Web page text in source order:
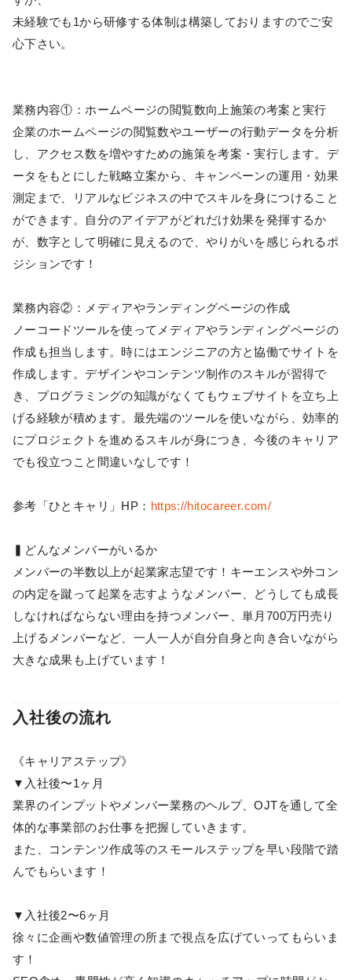
未経験でも1から研修する体制は構築しておりますのでご安
心下さい。
業務内容①：ホームページの閲覧数向上施策の考案と実行
企業のホームページの閲覧数やユーザーの行動データを分析
し、アクセス数を増やすための施策を考案・実行します。デ
ータをもとにした戦略立案から、キャンペーンの運用・効果
測定まで、リアルなビジネスの中でスキルを身につけること
ができます。自分のアイデアがどれだけ効果を発揮するか
が、数字として明確に見えるので、やりがいを感じられるポ
ジションです！
業務内容②：メディアやランディングページの作成
ノーコードツールを使ってメディアやランディングページの
作成も担当します。時にはエンジニアの方と協働でサイトを
作成します。デザインやコンテンツ制作のスキルが習得で
き、プログラミングの知識がなくてもウェブサイトを立ち上
げる経験が積めます。最先端のツールを使いながら、効率的
にプロジェクトを進めるスキルが身につき、今後のキャリア
でも役立つこと間違いなしです！
参考「ひとキャリ」HP： https://hitocareer.com/
▍どんなメンバーがいるか
メンバーの半数以上が起業家志望です！キーエンスや外コン
の内定を蹴って起業を志すようなメンバー、どうしても成長
しなければならない理由を持つメンバー、単月700万円売り
上げるメンバーなど、一人一人が自分自身と向き合いながら
大きな成果も上げています！
入社後の流れ
《キャリアステップ》
▼入社後〜1ヶ月
業界のインプットやメンバー業務のヘルプ、OJTを通して全
体的な事業部のお仕事を把握していきます。
また、コンテンツ作成等のスモールステップを早い段階で踏
んでもらいます！
▼入社後2〜6ヶ月
徐々に企画や数値管理の所まで視点を広げていってもらいま
す！